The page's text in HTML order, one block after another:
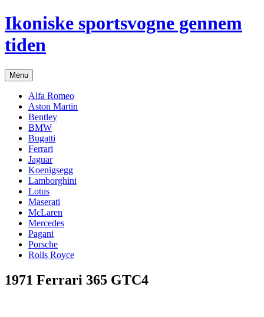
Hop
til
indhold
Ikoniske sportsvogne gennem
tiden
Menu
Alfa Romeo
Aston Martin
Bentley
BMW
Bugatti
Ferrari
Jaguar
Koenigsegg
Lamborghini
Lotus
Maserati
McLaren
Mercedes
Pagani
Porsche
Rolls Royce
1971 Ferrari 365 GTC4